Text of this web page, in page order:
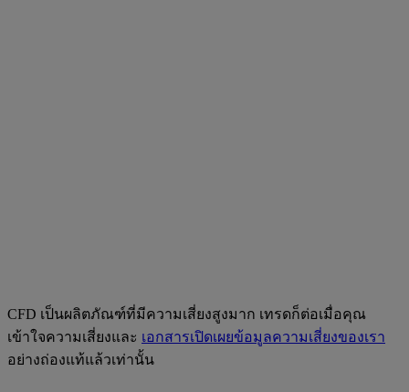
CFD เป็นผลิตภัณฑ์ที่มีความเสี่ยงสูงมาก เทรดก็ต่อเมื่อคุณ
เข้าใจความเสี่ยงและ เอกสารเปิดเผยข้อมูลความเสี่ยงของเรา
อย่างถ่องแท้แล้วเท่านั้น